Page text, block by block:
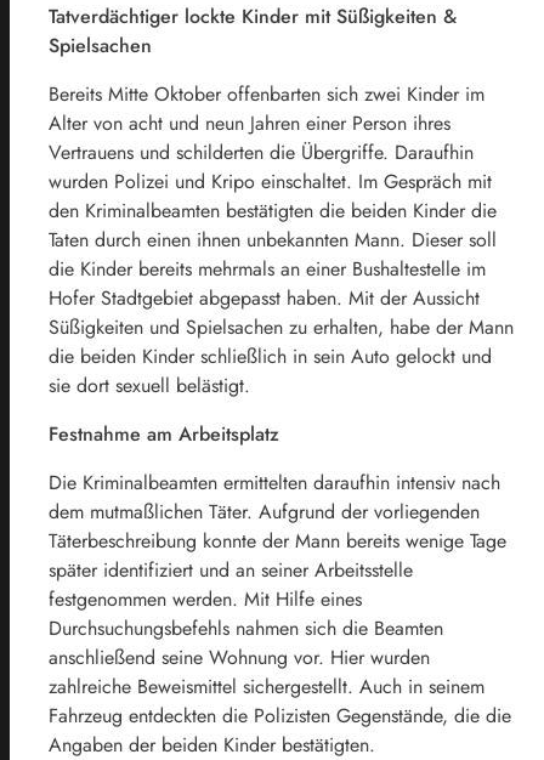
Tatverdächtiger lockte Kinder mit Süßigkeiten &
Spielsachen
Bereits Mitte Oktober offenbarten sich zwei Kinder im
Alter von acht und neun Jahren einer Person ihres
Vertrauens und schilderten die Übergriffe. Daraufhin
wurden Polizei und Kripo einschaltet. Im Gespräch mit
den Kriminalbeamten bestätigten die beiden Kinder die
Taten durch einen ihnen unbekannten Mann. Dieser soll
die Kinder bereits mehrmals an einer Bushaltestelle im
Hofer Stadtgebiet abgepasst haben. Mit der Aussicht
Süßigkeiten und Spielsachen zu erhalten, habe der Mann
die beiden Kinder schließlich in sein Auto gelockt und
sie dort sexuell belästigt.
Festnahme am Arbeitsplatz
Die Kriminalbeamten ermittelten daraufhin intensiv nach
dem mutmaßlichen Täter. Aufgrund der vorliegenden
Täterbeschreibung konnte der Mann bereits wenige Tage
später identifiziert und an seiner Arbeitsstelle
festgenommen werden. Mit Hilfe eines
Durchsuchungsbefehls nahmen sich die Beamten
anschließend seine Wohnung vor. Hier wurden
zahlreiche Beweismittel sichergestellt. Auch in seinem
Fahrzeug entdeckten die Polizisten Gegenstände, die die
Angaben der beiden Kinder bestätigten.